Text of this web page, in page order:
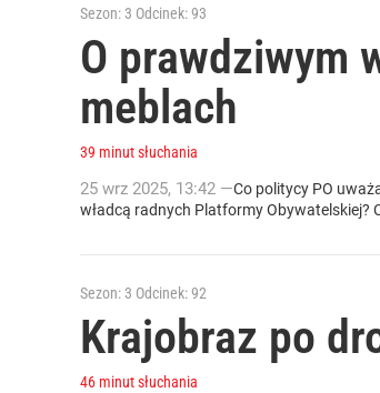
Sezon: 3 Odcinek: 93
O prawdziwym
meblach
39 minut słuchania
25 wrz 2025, 13:42 —Co politycy PO
władcą radnych Platformy Obywatelskiej?
Sezon: 3 Odcinek: 92
Krajobraz po
46 minut słuchania